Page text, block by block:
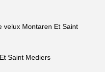
velux Montaren Et Saint
Saint Mediers